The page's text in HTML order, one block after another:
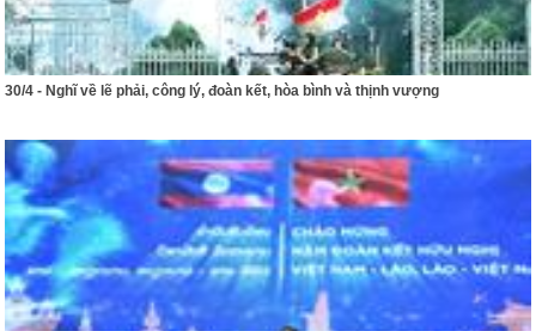
30/4 - Nghĩ về lẽ phải, công lý, đoàn kết, hòa bình và thịnh vượng